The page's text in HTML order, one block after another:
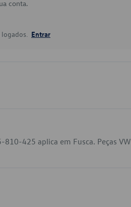
conta.
Entrar
425 aplica em Fusca. Peças VW